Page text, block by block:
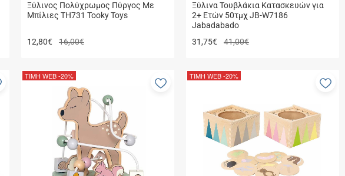
Ξύλινος Πολύχρωμος Πύργος Με
Μπίλιες TH731 Tooky Toys
12,80€ 16,00€
Ξύλινα Τουβλάκια Κατασκευών για
2+ Ετών 50τμχ JB-W7186
Jabadabado
31,75€ 41,00€
Προσθήκη
αγαπημένα
ΤΙΜΗ WEB-20%
Προσθήκη
αγαπημένα
ΤΙΜΗ WEB-20%